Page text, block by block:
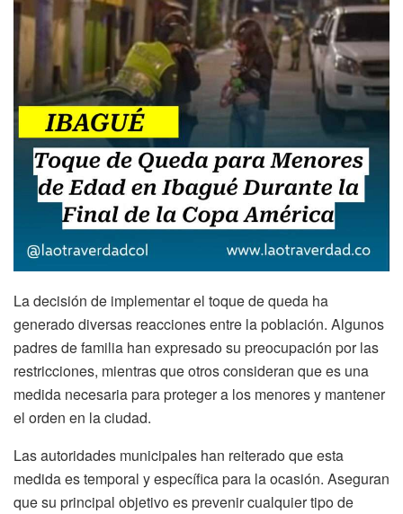
La decisión de implementar el toque de queda ha
generado diversas reacciones entre la población. Algunos
padres de familia han expresado su preocupación por las
restricciones, mientras que otros consideran que es una
medida necesaria para proteger a los menores y mantener
el orden en la ciudad.
Las autoridades municipales han reiterado que esta
medida es temporal y específica para la ocasión. Aseguran
que su principal objetivo es prevenir cualquier tipo de